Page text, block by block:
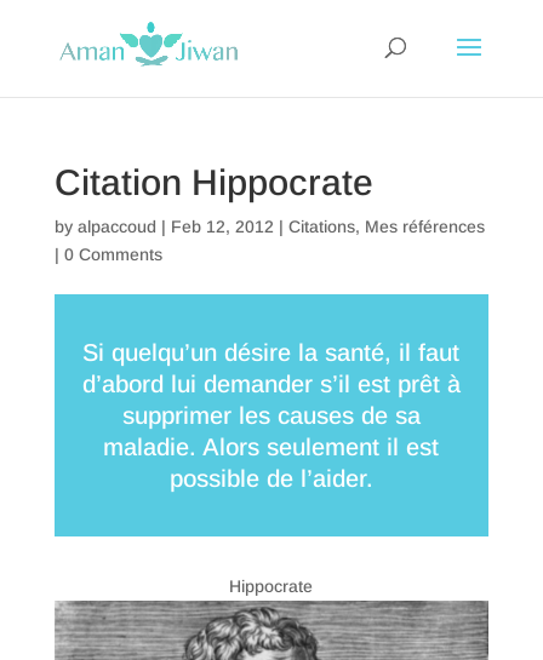
Citation Hippocrate
by alpaccoud | Feb 12, 2012 | Citations, Mes références
| 0 Comments
Si quelqu’un désire la santé, il faut
d’abord lui demander s’il est prêt à
supprimer les causes de sa
maladie. Alors seulement il est
possible de l’aider.
Hippocrate